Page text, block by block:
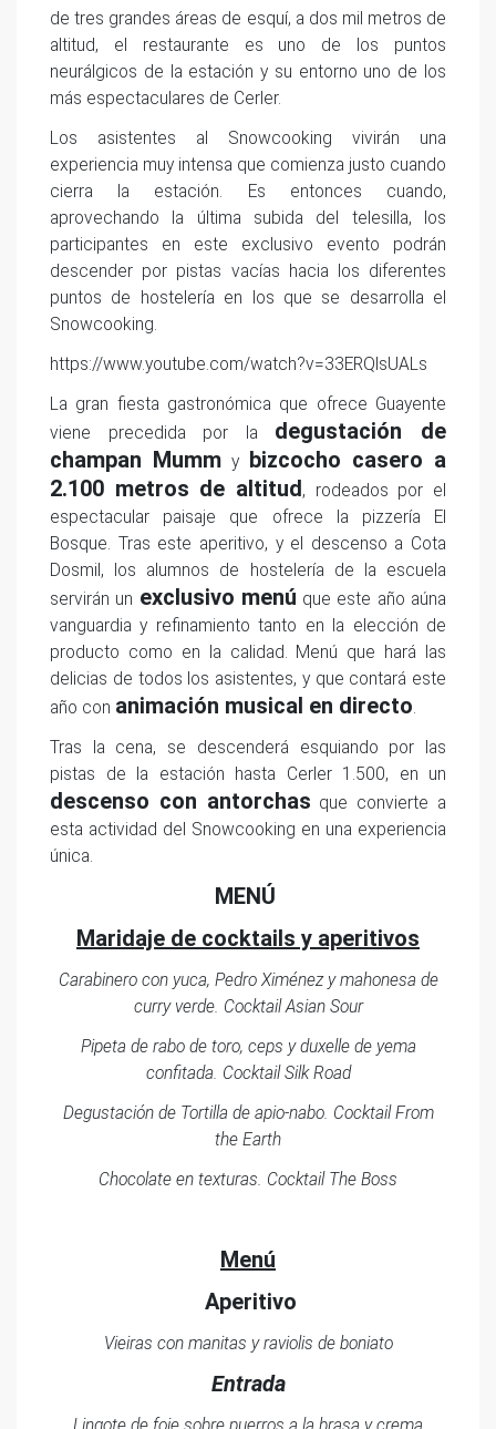
de tres grandes áreas de esquí, a dos mil metros de
altitud, el restaurante es uno de los puntos
neurálgicos de la estación y su entorno uno de los
más espectaculares de Cerler.
Los asistentes al Snowcooking vivirán una
experiencia muy intensa que comienza justo cuando
cierra la estación. Es entonces cuando,
aprovechando la última subida del telesilla, los
participantes en este exclusivo evento podrán
descender por pistas vacías hacia los diferentes
puntos de hostelería en los que se desarrolla el
Snowcooking.
https://www.youtube.com/watch?v=33ERQlsUALs
La gran fiesta gastronómica que ofrece Guayente
viene precedida por la degustación de
champan Mumm y bizcocho casero a
2.100 metros de altitud, rodeados por el
espectacular paisaje que ofrece la pizzería El
Bosque. Tras este aperitivo, y el descenso a Cota
Dosmil, los alumnos de hostelería de la escuela
servirán un exclusivo menú que este año aúna
vanguardia y refinamiento tanto en la elección de
producto como en la calidad. Menú que hará las
delicias de todos los asistentes, y que contará este
año con animación musical en directo.
Tras la cena, se descenderá esquiando por las
pistas de la estación hasta Cerler 1.500, en un
descenso con antorchas que convierte a
esta actividad del Snowcooking en una experiencia
única.
MENÚ
Maridaje de cocktails y aperitivos
Carabinero con yuca, Pedro Ximénez y mahonesa de
curry verde. Cocktail Asian Sour
Pipeta de rabo de toro, ceps y duxelle de yema
confitada. Cocktail Silk Road
Degustación de Tortilla de apio-nabo. Cocktail From
the Earth
Chocolate en texturas. Cocktail The Boss
Menú
Aperitivo
Vieiras con manitas y raviolis de boniato
Entrada